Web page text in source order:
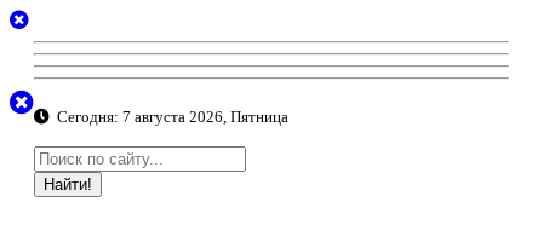
Сегодня: 7 августа 2026, Пятница
Найти!